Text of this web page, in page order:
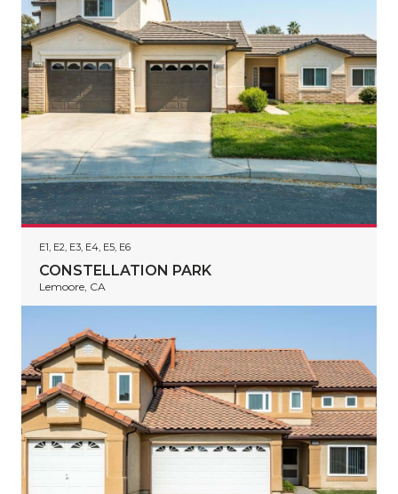
E1, E2, E3, E4, E5, E6
CONSTELLATION PARK
Lemoore, CA